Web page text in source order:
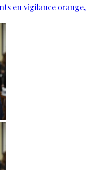
en vigilance orange,